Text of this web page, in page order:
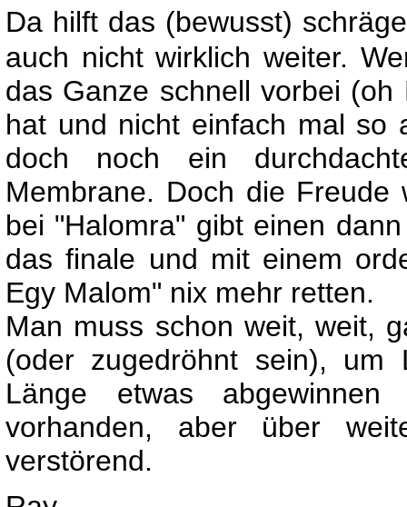
Da hilft das (bewusst)
auch nicht wirklich weiter.
das Ganze schnell vorbei
hat und nicht einfach mal so
doch noch ein
Membrane. Doch die
bei "Halomra" gibt einen
das finale und mit einem
Egy Malom" nix mehr retten.
Man muss schon weit, weit,
(oder zugedröhnt sein),
Länge etwas
vorhanden, aber über
verstörend.